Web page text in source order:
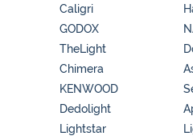
Caligri
GODOX
TheLight
Chimera
KENWOOD
Dedolight
Lightstar